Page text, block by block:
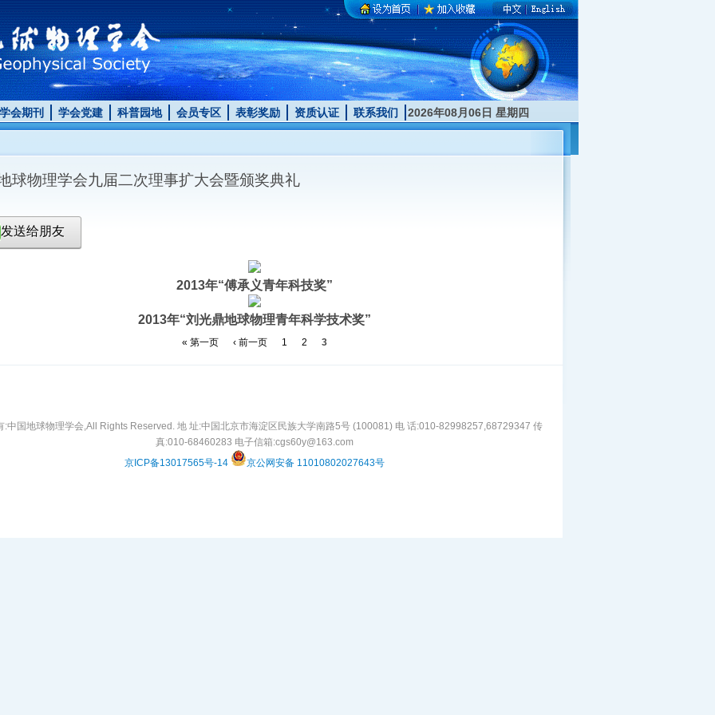
学会期刊 学会党建 科普园地 会员专区 表彰奖励 资质认证 联系我们 2026年08月06日 星期四
球物理学会九届二次理事扩大会暨颁奖典礼
发送给朋友
2013年“傅承义青年科技奖”
2013年“刘光鼎地球物理青年科学技术奖”
« 第一页 ‹ 前一页 1 2 3
:中国地球物理学会,All Rights Reserved. 地 址:中国北京市海淀区民族大学南路5号 (100081) 电 话:010-82998257,68729347 传
真:010-68460283 电子信箱:cgs60y@163.com
京ICP备13017565号-14
京公网安备 11010802027643号